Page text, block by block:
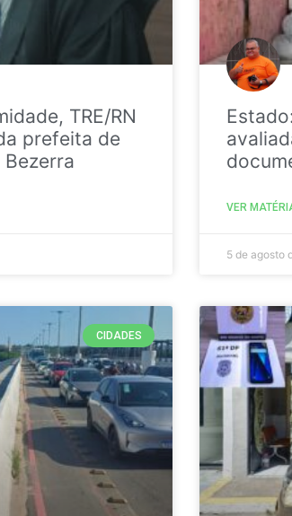
TRE/RN
prefeita de
VER
5 de agosto
CIDADES